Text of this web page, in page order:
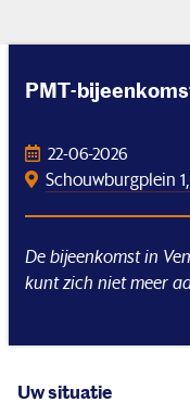
PMT-
22-06-2026
Schouwburgplein
De bijeenkomst in
kunt zich niet meer
Uw situatie